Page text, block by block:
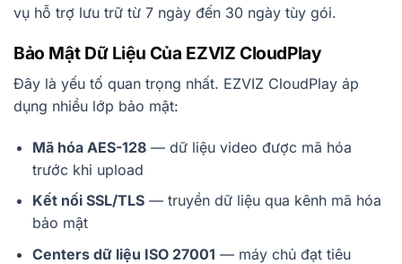
vụ hỗ trợ lưu trữ từ 7 ngày đến 30 ngày tùy gói.
Bảo Mật Dữ Liệu Của EZVIZ CloudPlay
Đây là yếu tố quan trọng nhất. EZVIZ CloudPlay áp
dụng nhiều lớp bảo mật:
Mã hóa AES-128— dữ liệu video được mã hóa
trước khi upload
Kết nối SSL/TLS— truyền dữ liệu qua kênh mã hóa
bảo mật
Centers dữ liệu ISO 27001 — máy chủ đạt tiêu